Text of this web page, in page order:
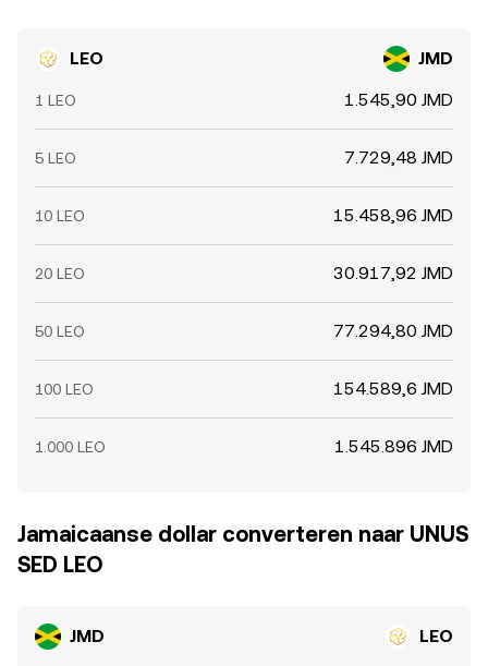
LEO JMD
1 LEO 1.545,90 JMD
5 LEO 7.729,48 JMD
10 LEO 15.458,96 JMD
20 LEO 30.917,92 JMD
50 LEO 77.294,80 JMD
100 LEO 154.589,6 JMD
1.000 LEO 1.545.896 JMD
Jamaicaanse dollar converteren naar UNUS
SED LEO
JMD LEO